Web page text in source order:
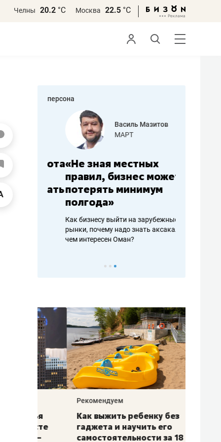
Челны 20.2 °С Москва 22.5 °С
персона
работа
Василь Мазитов
МАРТ
«Не зная местных
правил, бизнес может
потерять минимум
полгода»
Как бизнесу выйти на зарубежные
рынки, почему надо знать аксакалов и
чем интересен Оман?
Рекомендуем
Как выжить ребенку без
гаджета и научить его
самостоятельности за 18